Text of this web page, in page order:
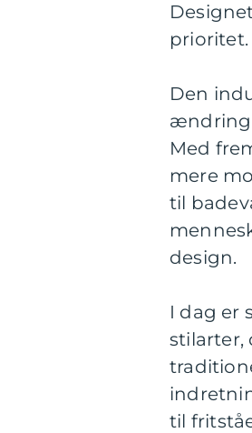
prioritet.
Den
ændring
Med
mere
til
design.
I dag er
stilarter,
til